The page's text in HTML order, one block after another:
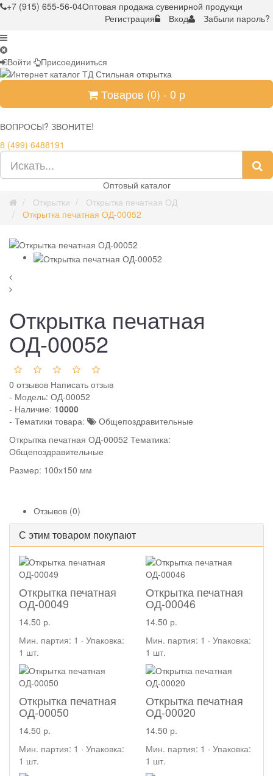
+7 (915) 655-56-04Оптовая продажа сувенирной продукци
Регистрация
Вход Забыли пароль?
Войти Присоединиться
Товаров (0) - 0 р
ВОПРОСЫ? ЗВОНИТЕ!
8 (499) 6488191
Оптовый каталог
Открытки
Открытка печатная ОД
Открытка печатная ОД-00052
Открытка печатная
ОД-00052
0 отзывов Написать отзыв
- Модель: ОД-00052
- Наличие: 10000
- Тематики товара:
Общепоздравительные
Открытка печатная ОД-00052 Тематика:
Общепоздравительные
Размер: 100х150 мм
Отзывов (0)
С этим товаром покупают
Открытка печатная
ОД-00049
14.50 р.
Мин. партия: 1 · Упаковка:
1 шт.
Открытка печатная
ОД-00046
14.50 р.
Мин. партия: 1 · Упаковка:
1 шт.
Открытка печатная
ОД-00050
14.50 р.
Мин. партия: 1 · Упаковка:
1 шт.
Открытка печатная
ОД-00020
14.50 р.
Мин. партия: 1 · Упаковка:
1 шт.